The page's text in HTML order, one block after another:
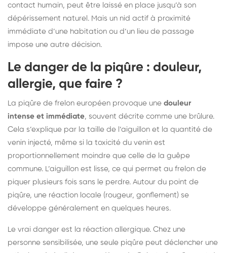
contact humain, peut être laissé en place jusqu’à son
dépérissement naturel. Mais un nid actif à proximité
immédiate d’une habitation ou d’un lieu de passage
impose une autre décision.
Le danger de la piqûre : douleur,
allergie, que faire ?
La piqûre de frelon européen provoque une douleur
intense et immédiate, souvent décrite comme une brûlure.
Cela s’explique par la taille de l’aiguillon et la quantité de
venin injecté, même si la toxicité du venin est
proportionnellement moindre que celle de la guêpe
commune. L’aiguillon est lisse, ce qui permet au frelon de
piquer plusieurs fois sans le perdre. Autour du point de
piqûre, une réaction locale (rougeur, gonflement) se
développe généralement en quelques heures.
Le vrai danger est la réaction allergique. Chez une
personne sensibilisée, une seule piqûre peut déclencher une